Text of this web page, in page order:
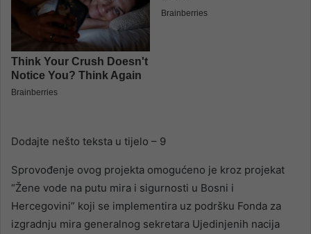
Dodajte nešto teksta u tijelo – 9
Sprovođenje ovog projekta omogućeno je kroz projekat
“Žene vode na putu mira i sigurnosti u Bosni i
Hercegovini” koji se implementira uz podršku Fonda za
izgradnju mira generalnog sekretara Ujedinjenih nacija